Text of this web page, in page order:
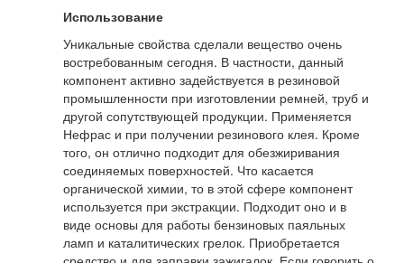
Использование
Уникальные свойства сделали вещество очень
востребованным сегодня. В частности, данный
компонент активно задействуется в резиновой
промышленности при изготовлении ремней, труб и
другой сопутствующей продукции. Применяется
Нефрас и при получении резинового клея. Кроме
того, он отлично подходит для обезжиривания
соединяемых поверхностей. Что касается
органической химии, то в этой сфере компонент
используется при экстракции. Подходит оно и в
виде основы для работы бензиновых паяльных
ламп и каталитических грелок. Приобретается